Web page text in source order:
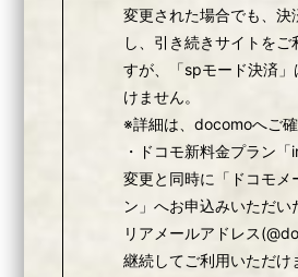
変更された場合でも、決
し、引き続きサイトをご
すが、「spモード決済
けません。
※詳細は、docomoへご確
・ドコモ新料金プラン
変更と同時に「ドコモメ
ン」へお申込みいただい
リアメールアドレス
継続してご利用いただけ